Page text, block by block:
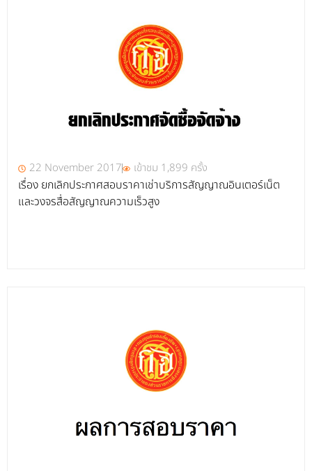
22 November 2017 เข้าชม 1,899 ครั้ง
เรื่อง ยกเลิกประกาศสอบราคาเช่าบริการสัญญาณอินเตอร์เน็ต
และวงจรสื่อสัญญาณความเร็วสูง